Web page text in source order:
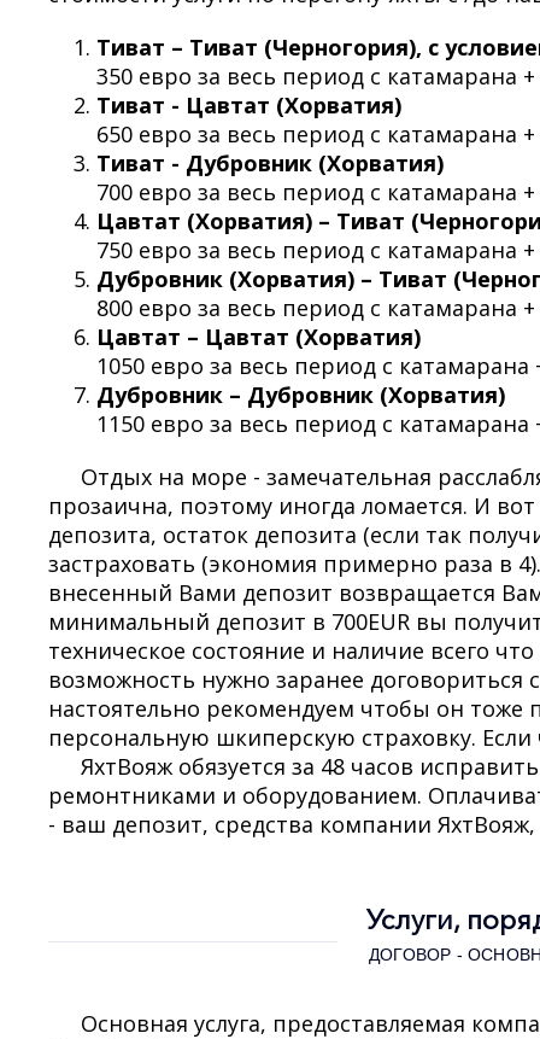
Тиват – Тиват (Черногория), с
350 евро за весь период с катамарана
Тиват - Цавтат (Хорватия)
650 евро за весь период с катамарана
Тиват - Дубровник (Хорватия)
700 евро за весь период с катамарана
Цавтат (Хорватия) – Тиват
750 евро за весь период с катамарана
Дубровник (Хорватия) – Тиват
800 евро за весь период с катамарана
Цавтат – Цавтат (Хорватия)
1050 евро за весь период с
Дубровник – Дубровник (Хорватия)
1150 евро за весь период с
Отдых на море - замечательная
прозаична, поэтому иногда ломается. И
депозита, остаток депозита (если так
застраховать (экономия примерно раза в
внесенный Вами депозит возвращается
минимальный депозит в 700EUR вы
техническое состояние и наличие всего
возможность нужно заранее
настоятельно рекомендуем чтобы он
персональную шкиперскую страховку.
ЯхтВояж обязуется за 48 часов
ремонтниками и оборудованием.
- ваш депозит, средства компании
Услуги,
ДОГОВОР -
Основная услуга, предоставляемая